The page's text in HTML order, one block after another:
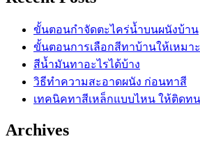
ขั้นตอนกำจัดตะไคร่น้ำบนผนังบ้าน
ขั้นตอนการเลือกสีทาบ้านให้เหมา
สีน้ำมันทาอะไรได้บ้าง
วิธีทำความสะอาดผนัง ก่อนทาสี
เทคนิคทาสีเหล็กแบบไหน ให้ติดท
Archives